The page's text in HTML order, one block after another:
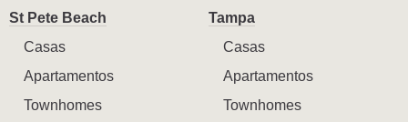
St Pete Beach
Casas
Apartamentos
Townhomes
Tampa
Casas
Apartamentos
Townhomes